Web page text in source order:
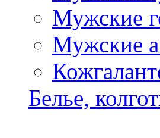
Мужские
Мужские
Белье,